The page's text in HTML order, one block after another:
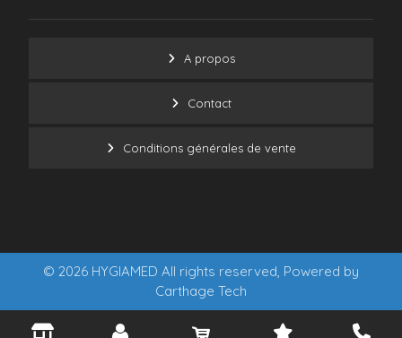
A propos
Contact
Conditions générales de vente
© 2026 HYGIAMED All rights reserved, Powered by
Carthage Tech